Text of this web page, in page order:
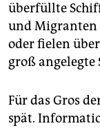
überfüllte
und Migranten
oder fielen
groß angelegte
Für das Gros
spät.